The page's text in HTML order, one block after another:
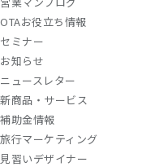
OTAお役立ち情報
セミナー
お知らせ
ニュースレター
新商品・サービス
補助金情報
旅行マーケティング
見習いデザイナー